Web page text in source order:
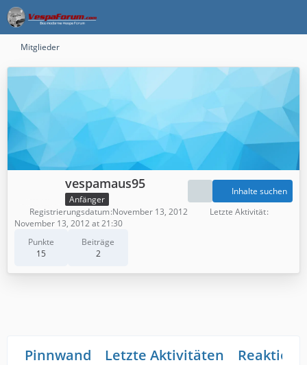
Mitglieder
vespamaus95
Anfänger
Punkte
15
Beiträge
2
Inhalte suchen
Registrierungsdatum November 13, 2012
Letzte Aktivität
November 13, 2012 at 21:30
Pinnwand Letzte Aktivitäten